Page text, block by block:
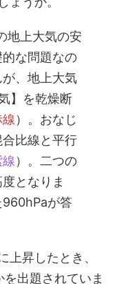
上大気の安
な問題なの
、地上大気
】を乾燥断
線）。おなじ
比線と平行
）。二つの
となりま
960hPaが答
昇したとき、
出題されていま